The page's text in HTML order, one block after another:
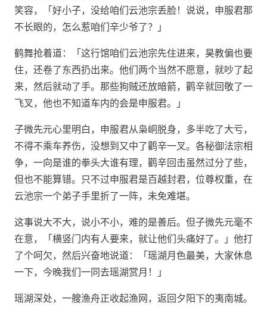
笑容，「好小子，没给咱们云池宗丢脸！说说，申服君那
不长眼的，怎么惹咱们辛少爷了？」
鹤舞抢着道：「这行馆咱们云池宗先住进来，昊教偏也要
住，还卷了东西扔出来。他们两个当然不愿意，就吵了起
来，然后就动了手。那些狗贼还放暗箭，鹳辛就回敬了一
飞叉，他也不知道车内的会是申服君。」
子微先元心里明白，申服君从枭峒脱身，多半吃了大亏，
不得不乘车养伤，没想到又中了鹳辛一叉。各秘御法宗相
争，一向是谁的拳头大谁有理，鹳辛回击虽然过分了些，
但也不能算错。只不过申服君是百越封君，位尊权重，在
云池宗一个弟子手里折了一阵，未免难堪。
这事说大不大，说小不小，难的是善后。但子微先元毫不
在意，「横竖门内有人要来，就让他们头痛好了。」他打
了个呵欠，然后兴奋地说道：「瑶湖月色最美，大家休息
一下，今晚我们一同去瑶湖赏月！」
瑶湖深处，一艘渔舟正收起渔网，返回夕阳下的夷南城。